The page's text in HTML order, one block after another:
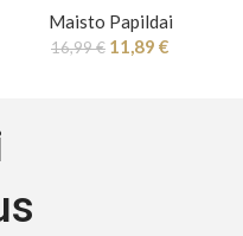
Maisto Papildai
16,99€ 11,89 €